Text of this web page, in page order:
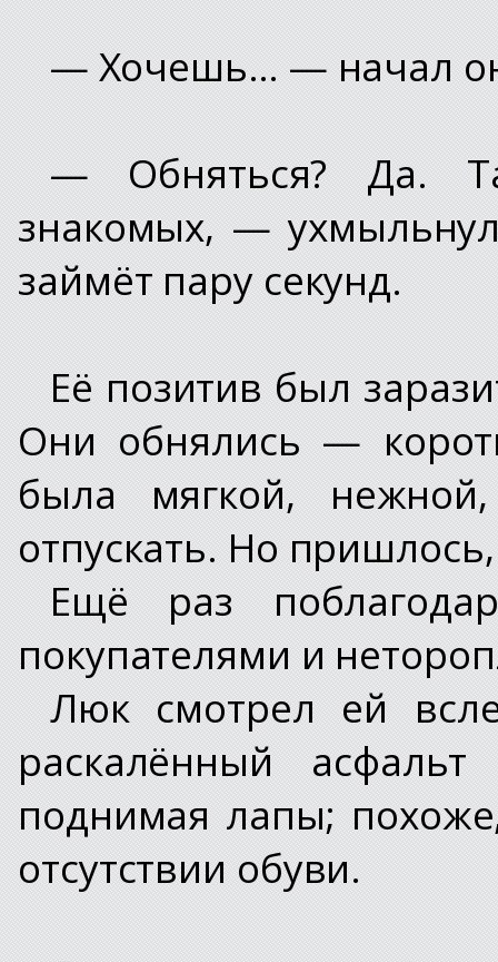
— Хочешь… — начал
— Обняться? Да.
знакомых, —
займёт пару секунд.
Её позитив был
Они обнялись —
была мягкой,
отпускать. Но
Ещё раз
покупателями и
Люк смотрел ей
раскалённый
поднимая лапы;
отсутствии обуви.